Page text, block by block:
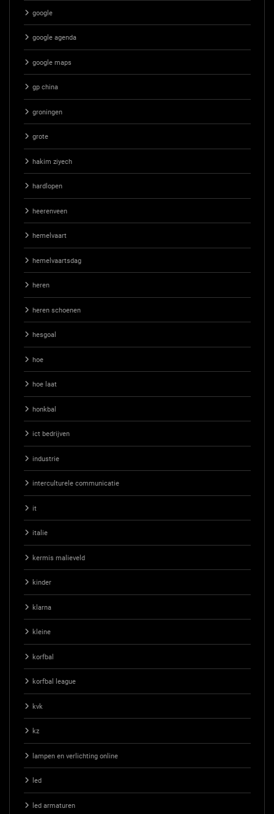
google
google agenda
google maps
gp china
groningen
grote
hakim ziyech
hardlopen
heerenveen
hemelvaart
hemelvaartsdag
heren
heren schoenen
hesgoal
hoe
hoe laat
honkbal
ict bedrijven
industrie
interculturele communicatie
it
italie
kermis malieveld
kinder
klarna
kleine
korfbal
korfbal league
kvk
kz
lampen en verlichting online
led
led armaturen